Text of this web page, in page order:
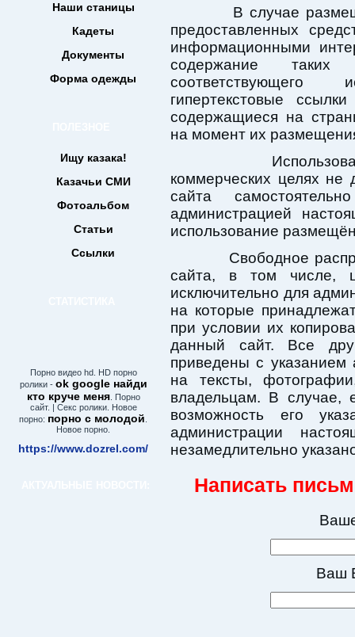
Наши станицы
Кадеты
Документы
Форма одежды
Ищу казака!
Казачьи СМИ
Фотоальбом
Статьи
Ссылки
Порно видео hd. HD порно
ролики - ok google найди
кто круче меня. Порно
сайт. | Секс ролики. Новое
порно: порно с молодой
Новое порно.
https://www.dozrel.com/
В случае
предоставленных
информационными
содержание таких
гипертекстовые
содержащиеся на
на момент их
Использование
коммерческих целях не
сайта
администрацией
использование
Свободное
сайта, в том числе,
исключительно для
на которые
при условии их
данный сайт. Все
приведены с указанием
на тексты,
владельцам. В случае,
возможность его
администрации
незамедлительно
Написать
Ваш